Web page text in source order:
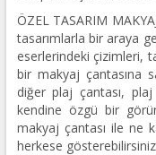
ÖZEL TASARIM
tasarımlarla bir araya
eserlerindeki çizimleri,
bir makyaj çantasına
diğer plaj çantası,
kendine özgü bir
makyaj çantası ile ne
herkese gösterebilirsiniz